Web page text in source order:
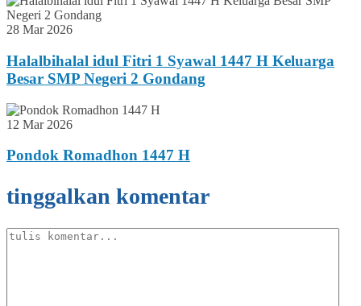
28 Mar 2026
Halalbihalal idul Fitri 1 Syawal 1447 H Keluarga
Besar SMP Negeri 2 Gondang
12 Mar 2026
Pondok Romadhon 1447 H
tinggalkan komentar